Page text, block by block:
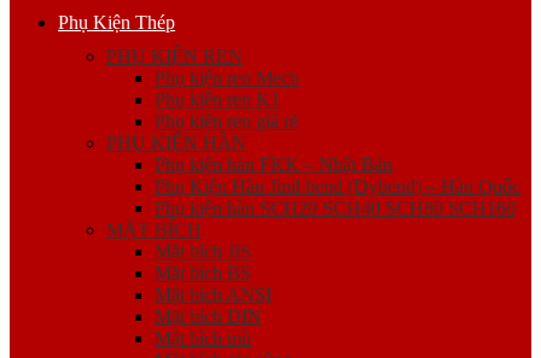
Phụ Kiện Thép
PHỤ KIỆN REN
Phụ kiện ren Mech
Phụ kiện ren K1
Phụ kiện ren giá rẻ
PHỤ KIỆN HÀN
Phụ kiện hàn FKK – Nhật Bản
Phụ Kiện Hàn Jinil bend (Dybend) – Hàn Quốc
Phụ kiện hàn SCH20 SCH40 SCH80 SCH160
MẶT BÍCH
Mặt bích JIS
Mặt bích BS
Mặt bích ANSI
Mặt bích DIN
Mặt bích mù